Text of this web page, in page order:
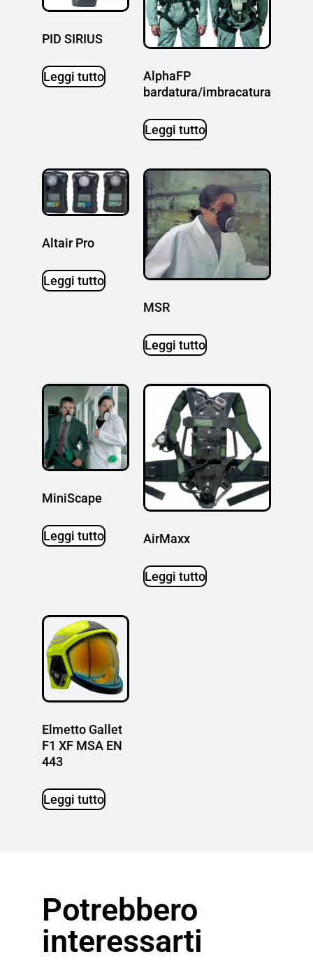
PID SIRIUS
Leggi tutto
AlphaFP
bardatura/imbracatura
Leggi tutto
Altair Pro
Leggi tutto
MSR
Leggi tutto
MiniScape
Leggi tutto AirMaxx
Leggi tutto
Elmetto Gallet
F1 XF MSA EN
443
Leggi tutto
Potrebbero
interessarti